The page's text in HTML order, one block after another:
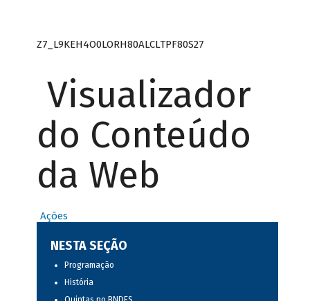
Z7_L9KEH4O0LORH80ALCLTPF80S27
Visualizador
do Conteúdo
da Web
Ações
NESTA SEÇÃO
Programação
História